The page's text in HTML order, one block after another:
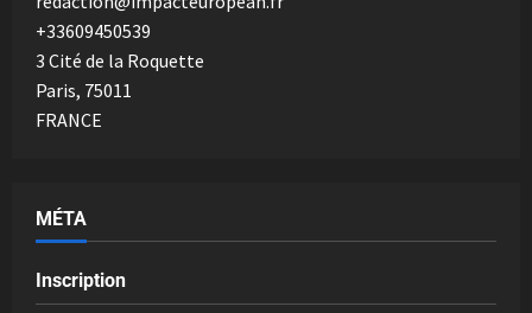
+33609450539
3 Cité de la Roquette
Paris, 75011
FRANCE
MÉTA
Inscription